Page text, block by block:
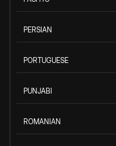
PERSIAN
PORTUGUESE
PUNJABI
ROMANIAN